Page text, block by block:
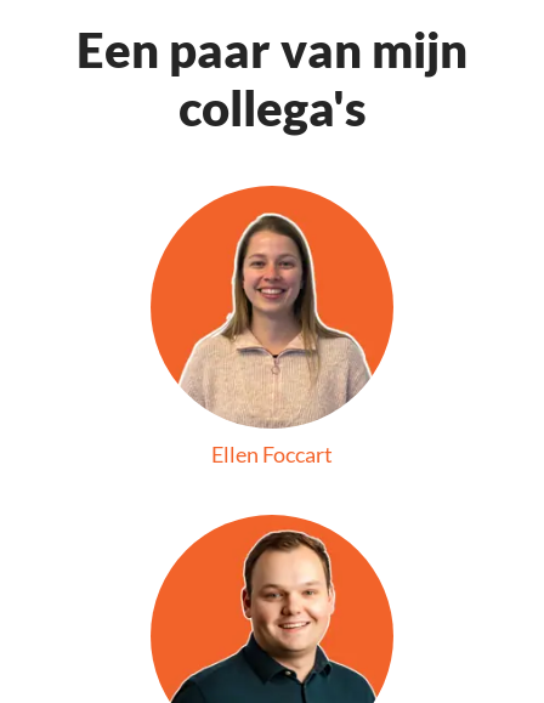
Een paar van mijn
collega's
Ellen Foccart